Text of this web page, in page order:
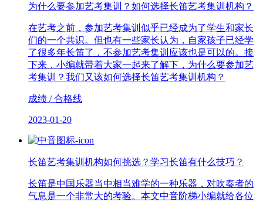
为什么要参加艺考集训？如何选择长笛艺考集训机构？
在艺考之前，参加艺考集训似乎已经成为了学生和家长
们的一个共识。但也有一些家长认为，自家孩子已经学
了很多年长笛了，不参加艺考集训应该也是可以的。接
下来，小编就带着大家一起来了解下，为什么要参加艺
考集训？我们又该如何选择长笛艺考集训机构？
成绩 / 合格线
2023-01-20
长笛艺考集训机构如何挑选？学习长笛有什么技巧？
长笛是中国乐器当中相当难学的一种乐器，对吹奏者的
气息是一个非常大的考验。本文中音阶梯小编就给各位